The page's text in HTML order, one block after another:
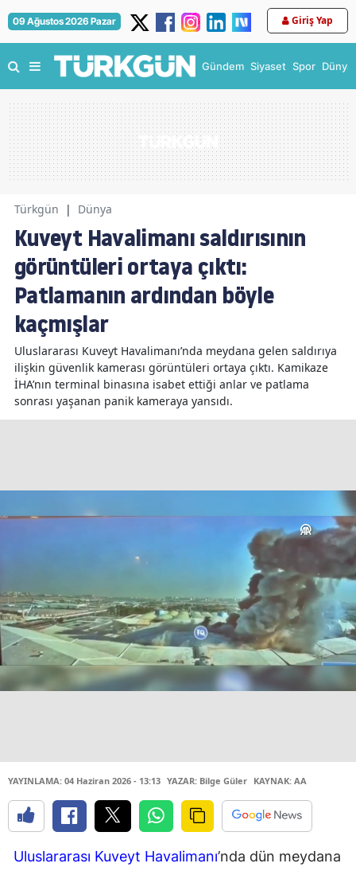
09 Ağustos 2026 Pazar Giriş Yap
Gündem Siyaset Spor Dünya
Türkgün | Dünya
Kuveyt Havalimanı saldırısının
görüntüleri ortaya çıktı:
Patlamanın ardından böyle
kaçmışlar
Uluslararası Kuveyt Havalimanı’nda meydana gelen saldırıya
ilişkin güvenlik kamerası görüntüleri ortaya çıktı. Kamikaze
İHA’nın terminal binasına isabet ettiği anlar ve patlama
sonrası yaşanan panik kameraya yansıdı.
YAYINLAMA: 04 Haziran 2026 - 13:13 YAZAR: Bilge Güler KAYNAK: AA
Uluslararası Kuveyt Havalimanı’nda dün meydana